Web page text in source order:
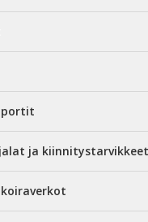
ja kiinnitystarvikkeet